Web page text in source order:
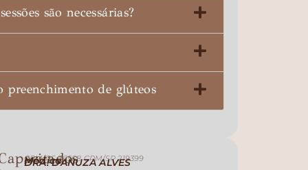
são necessárias?
preenchimento de glúteos
DRA. DANUZA ALVES
Médica
CRM/RS 36568 CRM/SP 219399